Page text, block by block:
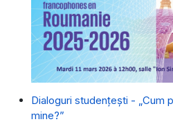
Dialoguri studențești - „Cum
mine?”